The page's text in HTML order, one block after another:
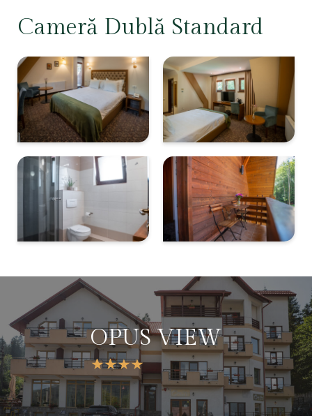
Cameră Dublă Standard
OPUS VIEW